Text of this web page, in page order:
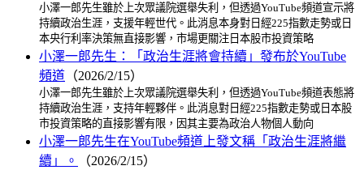
小澤一郎先生雖於上次眾議院選舉失利，但透過YouTube頻道宣示將
持續政治生涯，支援年輕世代。此消息本身對日經225指數走勢或日
本央行利率決策無直接影響，市場更關注日本股市投資策略
小澤一郎先生：「政治生涯將會持續」發布於YouTube
頻道 （2026/2/15）
小澤一郎先生雖於上次眾議院選舉失利，但透過YouTube頻道表態將
持續政治生涯，支持年輕夥伴。此消息對日經225指數走勢或日本股
市投資策略的直接影響有限，因其主要為政治人物個人動向
小澤一郎先生在YouTube頻道上發文稱「政治生涯將繼
續」。
（2026/2/15）